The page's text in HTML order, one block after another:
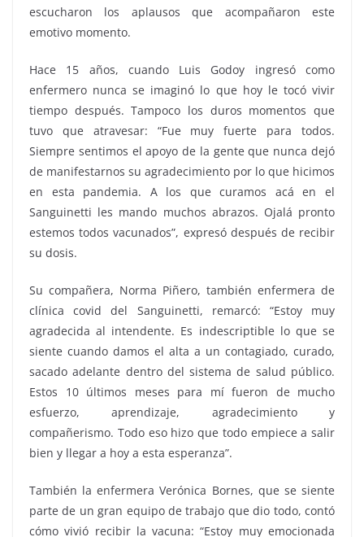
escucharon los aplausos que acompañaron este
emotivo momento.
Hace 15 años, cuando Luis Godoy ingresó como
enfermero nunca se imaginó lo que hoy le tocó vivir
tiempo después. Tampoco los duros momentos que
tuvo que atravesar: “Fue muy fuerte para todos.
Siempre sentimos el apoyo de la gente que nunca dejó
de manifestarnos su agradecimiento por lo que hicimos
en esta pandemia. A los que curamos acá en el
Sanguinetti les mando muchos abrazos. Ojalá pronto
estemos todos vacunados”, expresó después de recibir
su dosis.
Su compañera, Norma Piñero, también enfermera de
clínica covid del Sanguinetti, remarcó: “Estoy muy
agradecida al intendente. Es indescriptible lo que se
siente cuando damos el alta a un contagiado, curado,
sacado adelante dentro del sistema de salud público.
Estos 10 últimos meses para mí fueron de mucho
esfuerzo, aprendizaje, agradecimiento y
compañerismo. Todo eso hizo que todo empiece a salir
bien y llegar a hoy a esta esperanza”.
También la enfermera Verónica Bornes, que se siente
parte de un gran equipo de trabajo que dio todo, contó
cómo vivió recibir la vacuna: “Estoy muy emocionada